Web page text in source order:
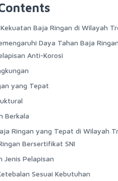
Baja Ringan di Wilayah
Daya Tahan Baja Ringan
Anti-Korosi
yang Tepat
Berkala
Ringan yang Tepat di Wilayah
Bersertifikat SNI
Jenis Pelapisan
Sesuai Kebutuhan